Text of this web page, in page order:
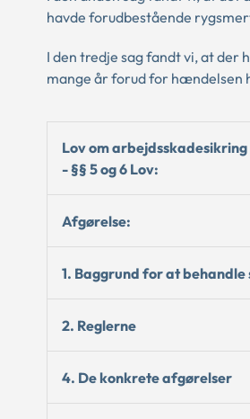
havde forudbestående
I den tredje sag fandt vi, at der
mange år forud for hændelsen
Lov om
- §§ 5 og 6 Lov:
Afgørelse:
1. Baggrund for at behandle
2. Reglerne
4. De konkrete afgørelser